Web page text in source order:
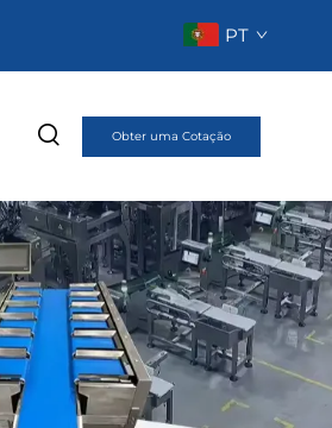
PT
Obter uma Cotação